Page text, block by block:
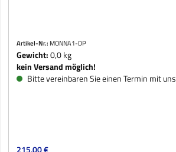
Artikel-Nr.: MONNA1-DP
Gewicht:0,0 kg
kein Versand möglich!
Bitte vereinbaren Sie einen Termin mit uns
Regulärer Preis: